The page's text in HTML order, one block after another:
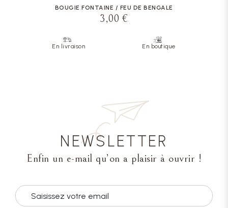
BOUGIE FONTAINE / FEU DE BENGALE
3,00 €
En livraison En boutique
NEWSLETTER
Enfin un e-mail qu’on a plaisir à ouvrir !